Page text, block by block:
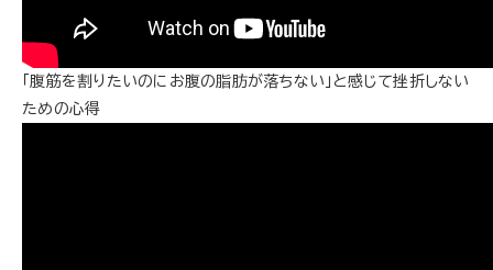
「腹筋を割りたいのにお腹の脂肪が落ちない」と感じて挫折しない
ための心得